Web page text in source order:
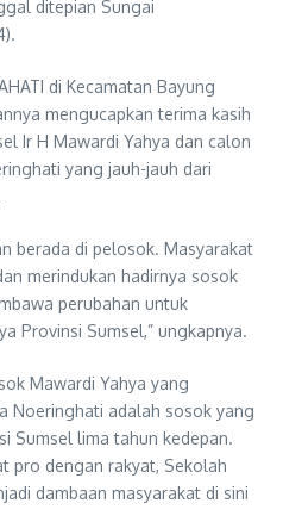
ditepian Sungai
di Kecamatan Bayung
mengucapkan terima kasih
Ir H Mawardi Yahya dan calon
yang jauh-jauh dari
berada di pelosok. Masyarakat
merindukan hadirnya sosok
perubahan untuk
Provinsi Sumsel,” ungkapnya.
Mawardi Yahya yang
Noeringhati adalah sosok yang
Sumsel lima tahun kedepan.
pro dengan rakyat, Sekolah
dambaan masyarakat di sini